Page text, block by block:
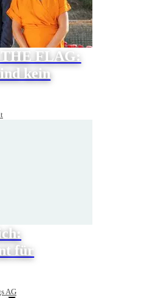
FLAG:
kein
für
AG